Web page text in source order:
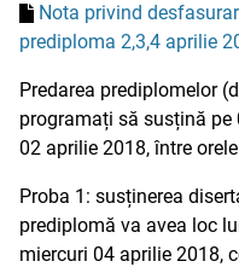
Nota privind
prediploma 2,3,4 aprilie
Predarea prediplomelor
programați să susțină
02 aprilie 2018, între
Proba 1: susținerea
prediplomă va avea loc
miercuri 04 aprilie 2018,